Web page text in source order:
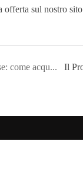
offerta sul nostro
Macchina per fare caramelle gommose: come acquistarne una? Il